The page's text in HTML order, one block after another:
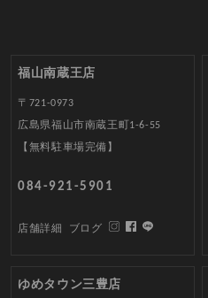
福山南蔵王店
〒721-0973
広島県福山市南蔵王町1-6-55
【無料駐車場完備】
084-921-5901
店舗詳細 ブログ
ゆめタウン三豊店